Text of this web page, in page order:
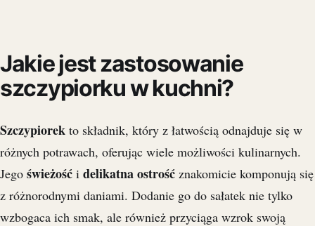
Jakie jest zastosowanie
szczypiorku w kuchni?
Szczypiorek to składnik, który z łatwością odnajduje się w
różnych potrawach, oferując wiele możliwości kulinarnych.
Jego świeżość i delikatna ostrość znakomicie komponują się
z różnorodnymi daniami. Dodanie go do sałatek nie tylko
wzbogaca ich smak, ale również przyciąga wzrok swoją